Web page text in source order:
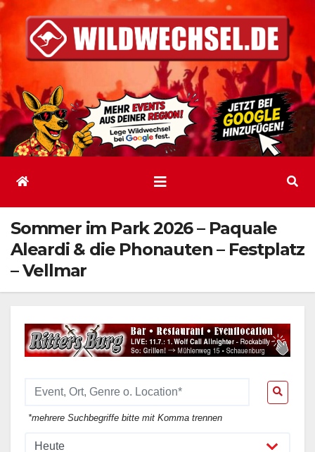
Inhalt
springen
Sommer im Park 2026 – Paquale
Aleardi & die Phonauten – Festplatz
– Vellmar
*mehrere Suchbegriffe bitte mit Komma trennen